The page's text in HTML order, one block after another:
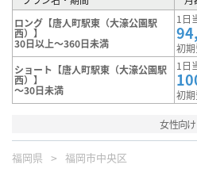
ロング【唐人町駅東（大濠公園駅
西）】
30日以上～360日未満
1日
初
ショート【唐人町駅東（大濠公園駅
西）】
～30日未満
1日
初
女性向け
福岡県 福岡市中央区